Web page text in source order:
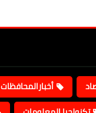
أخبارالمحافظات